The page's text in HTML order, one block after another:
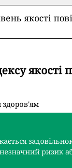
якості
якості
здоров'ям
ризик